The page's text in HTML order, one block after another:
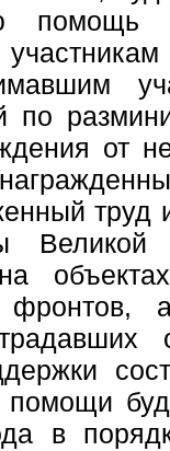
по
от
труд
фронтов,
помощи
в